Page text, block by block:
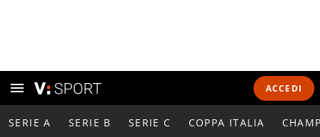
ACCEDI
SERIE A SERIE B SERIE C COPPA ITALIA